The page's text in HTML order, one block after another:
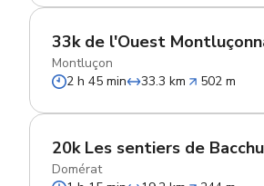
33k de l'Ouest
Montluçon
2 h 45 min
33.3 km 502 m
20k Les sentiers de
Domérat